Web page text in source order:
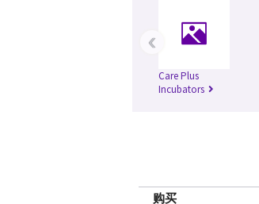
Care Plus
Incubators
‹
购买